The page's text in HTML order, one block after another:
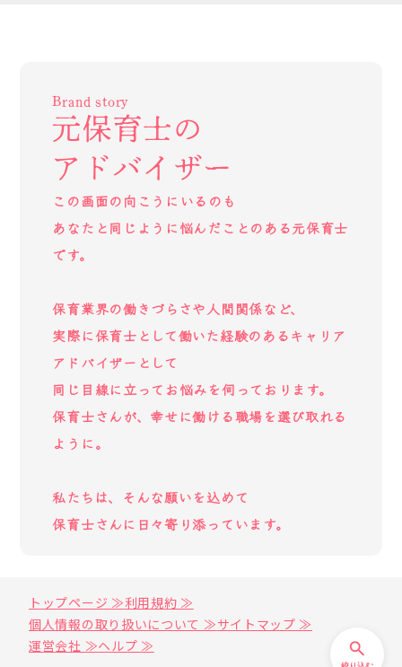
Brand story
元保育士の
アドバイザー
この画面の向こうにいるのも
あなたと同じように悩んだことのある元保育士
です。
保育業界の働きづらさや人間関係など、
実際に保育士として働いた経験のあるキャリア
アドバイザーとして
同じ目線に立ってお悩みを伺っております。
保育士さんが、幸せに働ける職場を選び取れる
ように。
私たちは、そんな願いを込めて
保育士さんに日々寄り添っています。
トップページ ≫利用規約 ≫
個人情報の取り扱いについて ≫サイトマップ ≫
運営会社 ≫ヘルプ ≫